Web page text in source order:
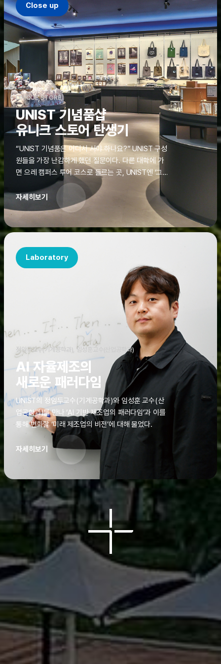
Close up
UNIQUE STORE
UNIST 기념품샵
유니크 스토어 탄생기
“UNIST 기념품은 어디서 사야 하나요?” UNIST 구성
원들을 가장 난감하게 했던 질문이다. 다른 대학에 가
면 으레 캠퍼스 투어 코스로 들르는 곳, UNIST엔 ‘그
것’이 없었다. 학교 탐방을 왔던 고등학생도, 자녀를 방
문하러 온 학부모도 빈손으로 돌려보내야 했던 아쉬움
을 달래줄 공간이 ‘유니크 스토어(UNIQUE
STORE)’라는 이름으로 지난해 11월 문을 열었다.
자세히보기
Laboratory
정임두교수(기계공학과), 임성훈교수(산업공학과)
AI 자율제조의
새로운 패러다임
UNIST의 정임두교수(기계공학과)와 임성훈 교수(산
업공학과)를 만나 ‘AI 기반 제조업의 패러다임’과 이를
통해 변화할 ‘미래 제조업의 비전’에 대해 물었다.
자세히보기